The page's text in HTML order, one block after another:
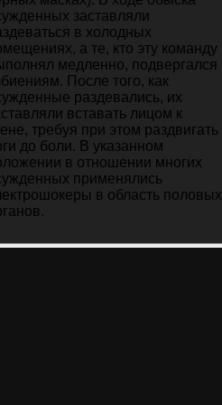
заставляли
в холодных
а те, кто эту команду
медленно, подвергался
После того, как
раздевались, их
вставать лицом к
требуя при этом раздвигать
до боли. В указанном
в отношении многих
применялись
в область половых